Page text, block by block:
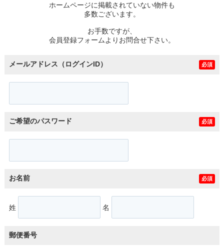
ホームページに掲載されていない物件も
多数ございます。
お手数ですが、
会員登録フォームよりお問合せ下さい。
メールアドレス（ログインID） 必須
ご希望のパスワード 必須
お名前 必須
姓 名
郵便番号